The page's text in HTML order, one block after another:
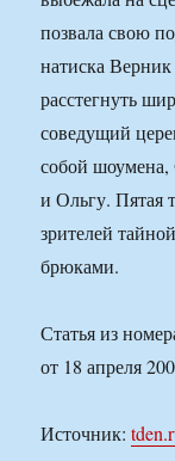
позвала свою
натиска
расстегнуть
соведущий
собой
и Ольгу. Пятая
зрителей
брюками.
Статья из
от 18 апреля
Источник: